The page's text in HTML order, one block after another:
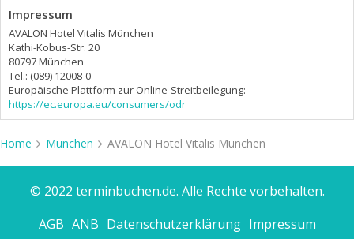
Impressum
AVALON Hotel Vitalis München
Kathi-Kobus-Str. 20
80797 München
Tel.: (089) 12008-0
Europäische Plattform zur Online-Streitbeilegung:
https://ec.europa.eu/consumers/odr
Home München AVALON Hotel Vitalis München
© 2022 terminbuchen.de. Alle Rechte vorbehalten.
AGB ANB Datenschutzerklärung Impressum